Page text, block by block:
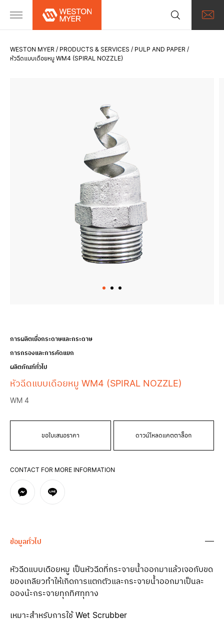
WESTON MYER PRODUCTS & SERVICES
PULP AND PAPER
หัวฉีดแบบเดือยหมู WM4 (SPIRAL NOZZLE)
การผลิตเยื่อกระดาษและกระดาษ
การกรองและการคัดแยก
ผลิตภัณฑ์ทั่วไป
หัวฉีดแบบเดือยหมู WM4 (SPIRAL NOZZLE)
WM 4
ขอใบเสนอราคา ดาวน์โหลดแคตตาล็อก
CONTACT FOR MORE INFORMATION
ข้อมูลทั่วไป
หัวฉีดแบบเดือยหมู เป็นหัวฉีดที่กระจายน้ำออกมาแล้วเจอกับขด
ของเกลียวทำให้เกิดการแตกตัวและกระจายน้ำออกมาเป็นละ
อองน้ะกระจายทุกทิศทุทาง
เหมาะสำหรับการใช้Wet Scrubber